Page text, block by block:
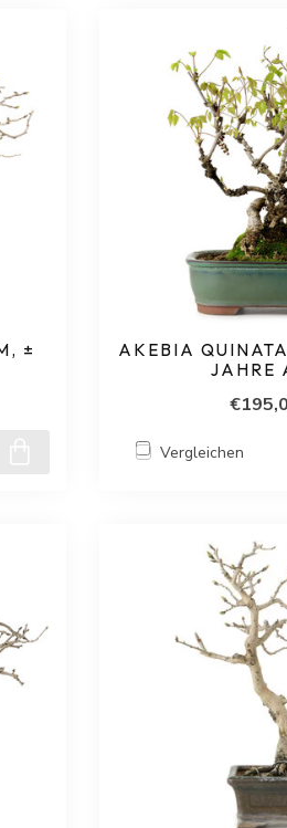
±
AKEBIA
JAHRE
Vergleichen